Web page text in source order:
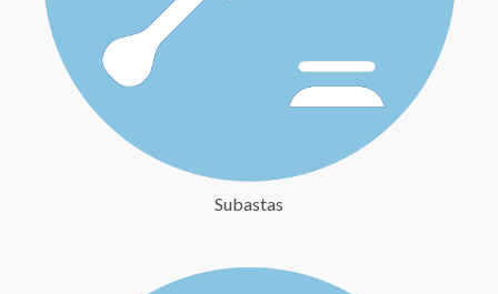
Subastas